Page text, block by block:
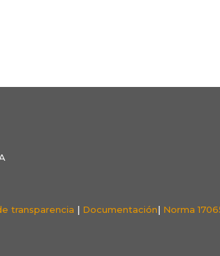
transparencia | Documentación| Norma